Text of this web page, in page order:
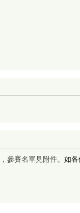
，參賽名單見附件。 如